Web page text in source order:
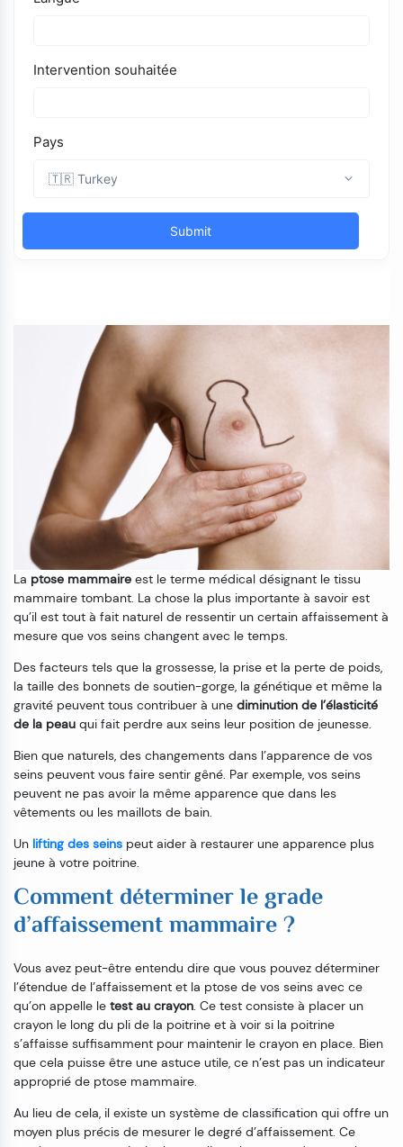
La ptose mammaire est le terme médical désignant le tissu
mammaire tombant. La chose la plus importante à savoir est
qu’il est tout à fait naturel de ressentir un certain affaissement à
mesure que vos seins changent avec le temps.
Des facteurs tels que la grossesse, la prise et la perte de poids,
la taille des bonnets de soutien-gorge, la génétique et même la
gravité peuvent tous contribuer à une diminution de l’élasticité
de la peau qui fait perdre aux seins leur position de jeunesse.
Bien que naturels, des changements dans l’apparence de vos
seins peuvent vous faire sentir gêné. Par exemple, vos seins
peuvent ne pas avoir la même apparence que dans les
vêtements ou les maillots de bain.
Un lifting des seins peut aider à restaurer une apparence plus
jeune à votre poitrine.
Comment déterminer le grade
d’affaissement mammaire ?
Vous avez peut-être entendu dire que vous pouvez déterminer
l’étendue de l’affaissement et la ptose de vos seins avec ce
qu’on appelle le test au crayon. Ce test consiste à placer un
crayon le long du pli de la poitrine et à voir si la poitrine
s’affaisse suffisamment pour maintenir le crayon en place. Bien
que cela puisse être une astuce utile, ce n’est pas un indicateur
approprié de ptose mammaire.
Au lieu de cela, il existe un système de classification qui offre un
moyen plus précis de mesurer le degré d’affaissement. Ce